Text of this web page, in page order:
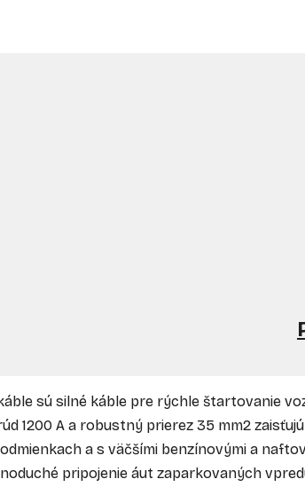
sú silné káble pre rýchle štartovanie
1200 A a robustný prierez 35 mm2
a s väčšími benzínovými a
pripojenie áut zaparkovaných